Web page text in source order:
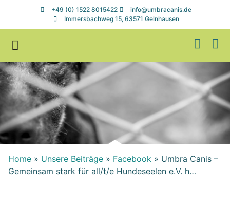
+49 (0) 1522 8015422
info@umbracanis.de
Immersbachweg 15, 63571 Gelnhausen
Home » Unsere Beiträge » Facebook » Umbra Canis –
Gemeinsam stark für all/t/e Hundeseelen e.V. h…